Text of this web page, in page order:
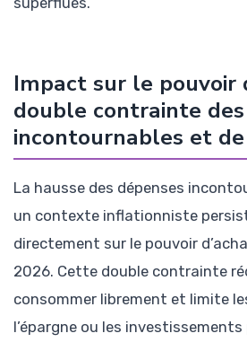
Impact sur le pouvoir
double contrainte
incontournables et
La hausse des dépenses
un contexte inflationniste
directement sur le pouvoir
2026. Cette double contrainte
consommer librement et limite
l’épargne ou les investissements